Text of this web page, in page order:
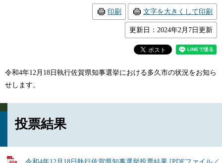
印刷 文字を大きくして印刷
更新日：2024年2月7日更新
令和4年12月18日執行佐賀県知事選挙における多久市の状況をお知ら
せします。
投票結果